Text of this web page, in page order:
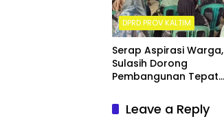
DPRD PROV KALTIM
Serap Aspirasi Warga,
Sulasih Dorong
Pembangunan Tepat
Leave a Reply